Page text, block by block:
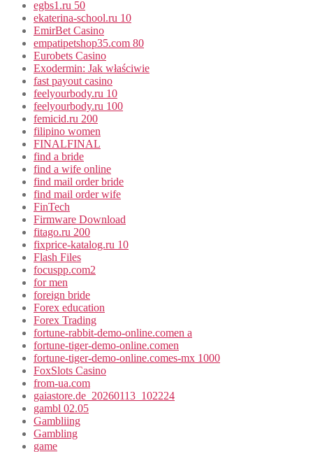
egbs1.ru 50
ekaterina-school.ru 10
EmirBet Casino
empatipetshop35.com 80
Eurobets Casino
Exodermin: Jak właściwie
fast payout casino
feelyourbody.ru 10
feelyourbody.ru 100
femicid.ru 200
filipino women
FINALFINAL
find a bride
find a wife online
find mail order bride
find mail order wife
FinTech
Firmware Download
fitago.ru 200
fixprice-katalog.ru 10
Flash Files
focuspp.com2
for men
foreign bride
Forex education
Forex Trading
fortune-rabbit-demo-online.comen a
fortune-tiger-demo-online.comen
fortune-tiger-demo-online.comes-mx 1000
FoxSlots Casino
from-ua.com
gaiastore.de_20260113_102224
gambl 02.05
Gambliing
Gambling
game